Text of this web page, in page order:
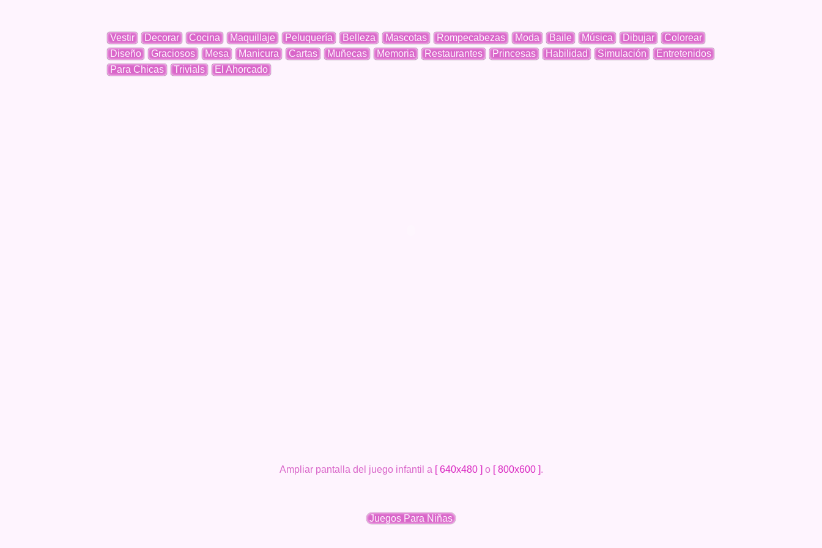
Vestir Decorar Cocina Maquillaje Peluquería Belleza Mascotas Rompecabezas Moda Baile Música Dibujar
Colorear
Diseño
Graciosos Mesa Manicura Cartas Muñecas Memoria Restaurantes Princesas Habilidad Simulación
Entretenidos
Para Chicas
Trivials El Ahorcado
Ampliar pantalla del juego infantil a [ 640x480 ] o [ 800x600 ].
Juegos Para Niñas